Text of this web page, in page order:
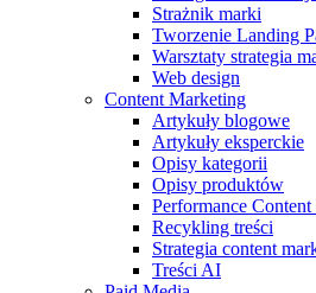
Strażnik marki
Tworzenie Landing
Warsztaty strategia
Web design
Content Marketing
Artykuły blogowe
Artykuły eksperckie
Opisy kategorii
Opisy produktów
Performance
Recykling treści
Strategia content
Treści AI